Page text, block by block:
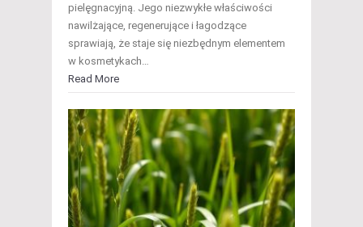
pielęgnacyjną. Jego niezwykłe właściwości
nawilżające, regenerujące i łagodzące
sprawiają, że staje się niezbędnym elementem
w kosmetykach…
Read More